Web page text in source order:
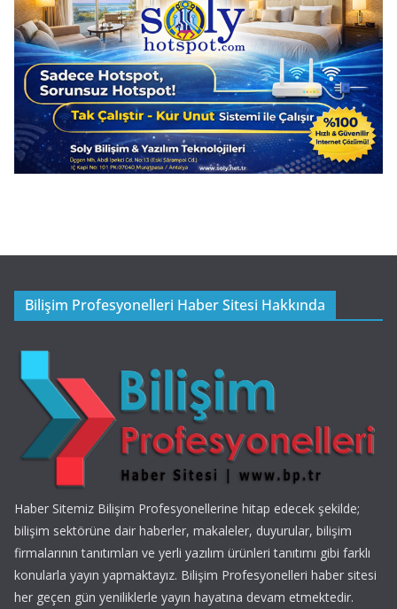
Bilişim Profesyonelleri Haber Sitesi Hakkında
Haber Sitemiz Bilişim Profesyonellerine hitap edecek şekilde;
bilişim sektörüne dair haberler, makaleler, duyurular, bilişim
firmalarının tanıtımları ve yerli yazılım ürünleri tanıtımı gibi farklı
konularla yayın yapmaktayız. Bilişim Profesyonelleri haber sitesi
her geçen gün yeniliklerle yayın hayatına devam etmektedir.